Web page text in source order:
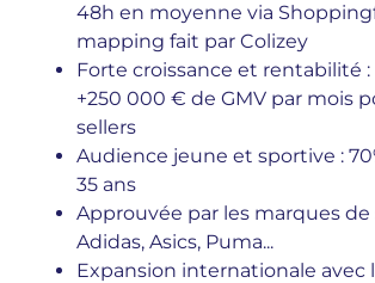
48h en moyenne via
mapping fait par Colizey
Forte croissance et rentabilité :
+250 000 € de GMV par mois
sellers
Audience jeune et sportive :
35 ans
Approuvée par les marques de
Adidas, Asics, Puma...
Expansion internationale avec